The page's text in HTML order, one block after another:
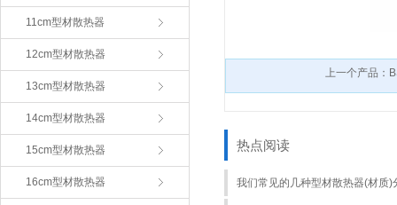
11cm型材散热器
12cm型材散热器
13cm型材散热器
14cm型材散热器
15cm型材散热器
16cm型材散热器
上一个产品：
热点阅读
我们常见的几种型材散热器(材质)